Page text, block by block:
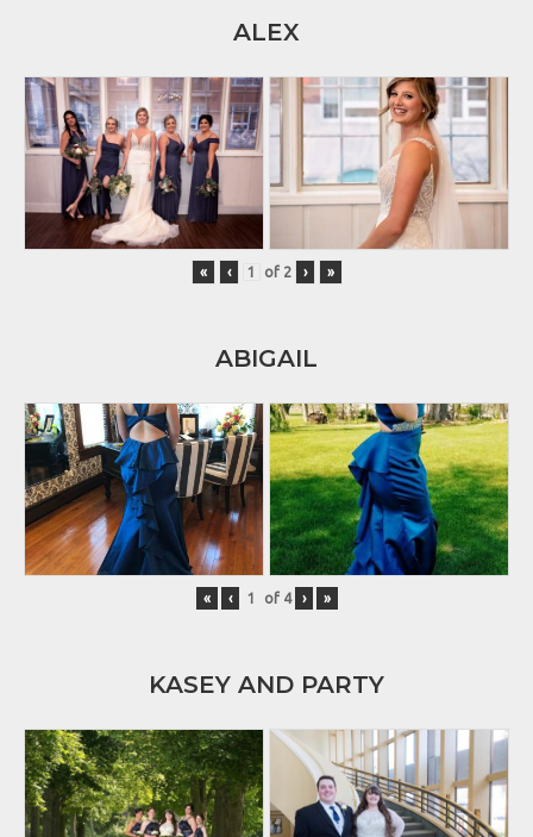
ALEX
« ‹ of 2 › »
ABIGAIL
« ‹ of 4 › »
KASEY AND PARTY